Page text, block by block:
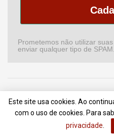
Prometemos não utilizar
enviar qualquer tipo de SPAM.
Home Podcast Revista
Anuncie
Contato Termos
Portal da Comunicação
Este site usa cookies. Ao
com o uso de cookies. Para
privacidade